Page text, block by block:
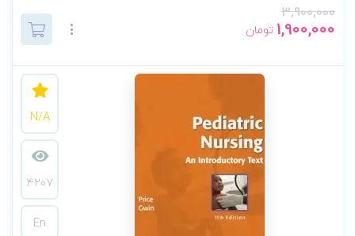
3,900,000
1,900,000 تومان
N/A
4207
En